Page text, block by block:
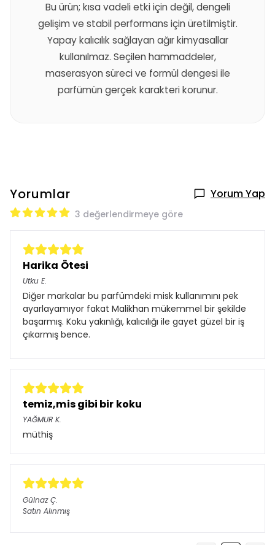
Bu ürün; kısa vadeli etki için değil, dengeli
gelişim ve stabil performans için üretilmiştir.
Yapay kalıcılık sağlayan ağır kimyasallar
kullanılmaz. Seçilen hammaddeler,
maserasyon süreci ve formül dengesi ile
parfümün gerçek karakteri korunur.
Yorumlar Yorum Yap
3 değerlendirmeye göre
Harika Ötesi
Utku E.
Diğer markalar bu parfümdeki misk kullanımını pek
ayarlayamıyor fakat Malikhan mükemmel bir şekilde
başarmış. Koku yakınlığı, kalıcılığı ile gayet güzel bir iş
çıkarmış bence.
temiz,mis gibi bir koku
YAĞMUR K.
müthiş
GülnazÇ.
Satın Alınmış